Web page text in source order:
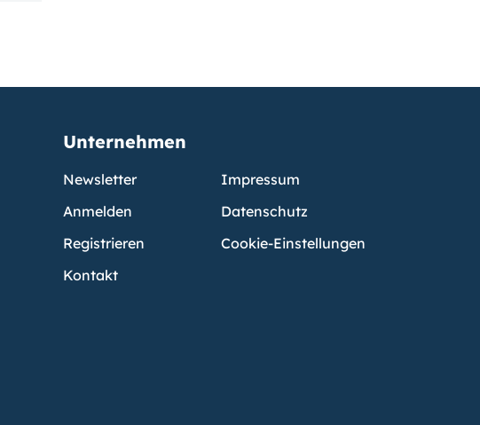
Unternehmen
Newsletter
Anmelden
Registrieren
Kontakt
Impressum
Datenschutz
Cookie-Einstellungen